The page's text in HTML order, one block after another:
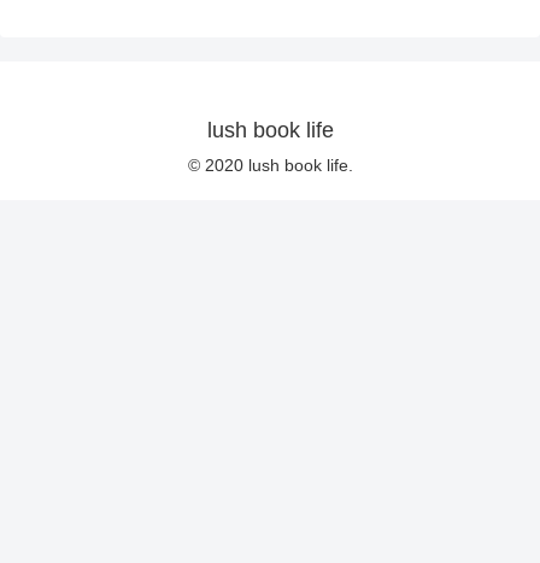
lush book life
© 2020 lush book life.